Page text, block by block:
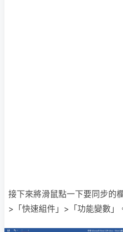
接下來將滑鼠點一下要同步的
>「快速組件」>「功能變數」